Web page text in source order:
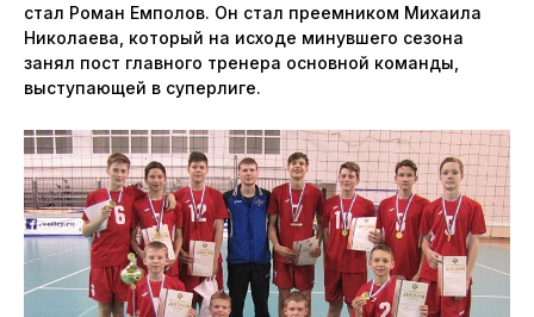
стал Роман Емполов. Он стал преемником Михаила
Николаева, который на исходе минувшего сезона
занял пост главного тренера основной команды,
выступающей в суперлиге.